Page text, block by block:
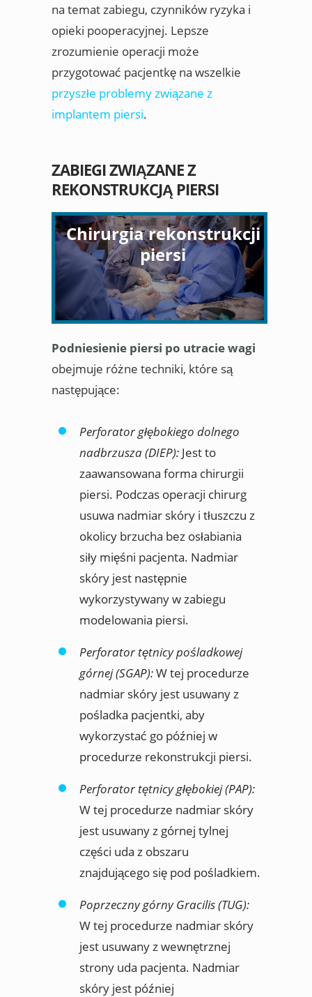
na temat zabiegu, czynników ryzyka i
opieki pooperacyjnej. Lepsze
zrozumienie operacji może
przygotować pacjentkę na wszelkie
przyszłe problemy związane z
implantem piersi.
ZABIEGI ZWIĄZANE Z
REKONSTRUKCJĄ PIERSI
Chirurgia rekonstrukcji
piersi
Podniesienie piersi po utracie wagi
obejmuje różne techniki, które są
następujące:
Perforator głębokiego dolnego
nadbrzusza (DIEP): Jest to
zaawansowana forma chirurgii
piersi. Podczas operacji chirurg
usuwa nadmiar skóry i tłuszczu z
okolicy brzucha bez osłabiania
siły mięśni pacjenta. Nadmiar
skóry jest następnie
wykorzystywany w zabiegu
modelowania piersi.
Perforator tętnicy pośladkowej
górnej (SGAP):W tej procedurze
nadmiar skóry jest usuwany z
pośladka pacjentki, aby
wykorzystać go później w
procedurze rekonstrukcji piersi.
Perforator tętnicy głębokiej (PAP):
W tej procedurze nadmiar skóry
jest usuwany z górnej tylnej
części uda z obszaru
znajdującego się pod pośladkiem.
Poprzeczny górny Gracilis (TUG):
W tej procedurze nadmiar skóry
jest usuwany z wewnętrznej
strony uda pacjenta. Nadmiar
skóry jest później